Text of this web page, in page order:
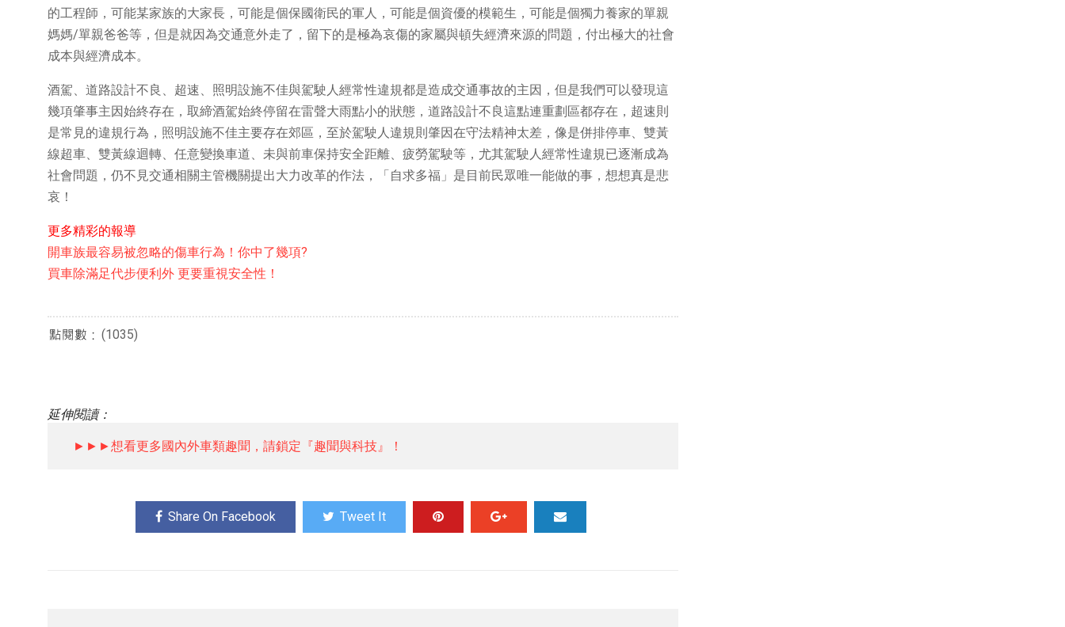
的工程師，可能某家族的大家長，可能是個保國衛民的軍人，可能是個資優的模範生，可能是個獨力養家的單親
媽媽/單親爸爸等，但是就因為交通意外走了，留下的是極為哀傷的家屬與頓失經濟來源的問題，付出極大的社會
成本與經濟成本。
酒駕、道路設計不良、超速、照明設施不佳與駕駛人經常性違規都是造成交通事故的主因，但是我們可以發現這
幾項肇事主因始終存在，取締酒駕始終停留在雷聲大雨點小的狀態，道路設計不良這點連重劃區都存在，超速則
是常見的違規行為，照明設施不佳主要存在郊區，至於駕駛人違規則肇因在守法精神太差，像是併排停車、雙黃
線超車、雙黃線迴轉、任意變換車道、未與前車保持安全距離、疲勞駕駛等，尤其駕駛人經常性違規已逐漸成為
社會問題，仍不見交通相關主管機關提出大力改革的作法，「自求多福」是目前民眾唯一能做的事，想想真是悲
哀！
更多精彩的報導
開車族最容易被忽略的傷車行為！你中了幾項?
買車除滿足代步便利外 更要重視安全性！
(1035)
延伸閱讀：
►►►想看更多國內外車類趣聞，請鎖定『趣聞與科技』！
Share On Facebook Tweet It